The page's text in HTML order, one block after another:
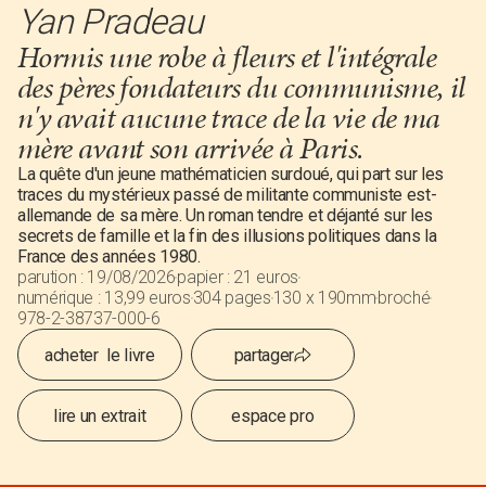
Yan Pradeau
Hormis une robe à fleurs et l'intégrale
des pères fondateurs du communisme, il
n'y avait aucune trace de la vie de ma
mère avant son arrivée à Paris.
La quête d'un jeune mathématicien surdoué, qui part sur les
traces du mystérieux passé de militante communiste est-
allemande de sa mère. Un roman tendre et déjanté sur les
secrets de famille et la fin des illusions politiques dans la
France des années 1980.
parution : 19/08/2026papier : 21 euros
numérique : 13,99 euros304 pages130 x 190mmbroché
978-2-38737-000-6
acheter le livre
partager
lire un extrait espace pro